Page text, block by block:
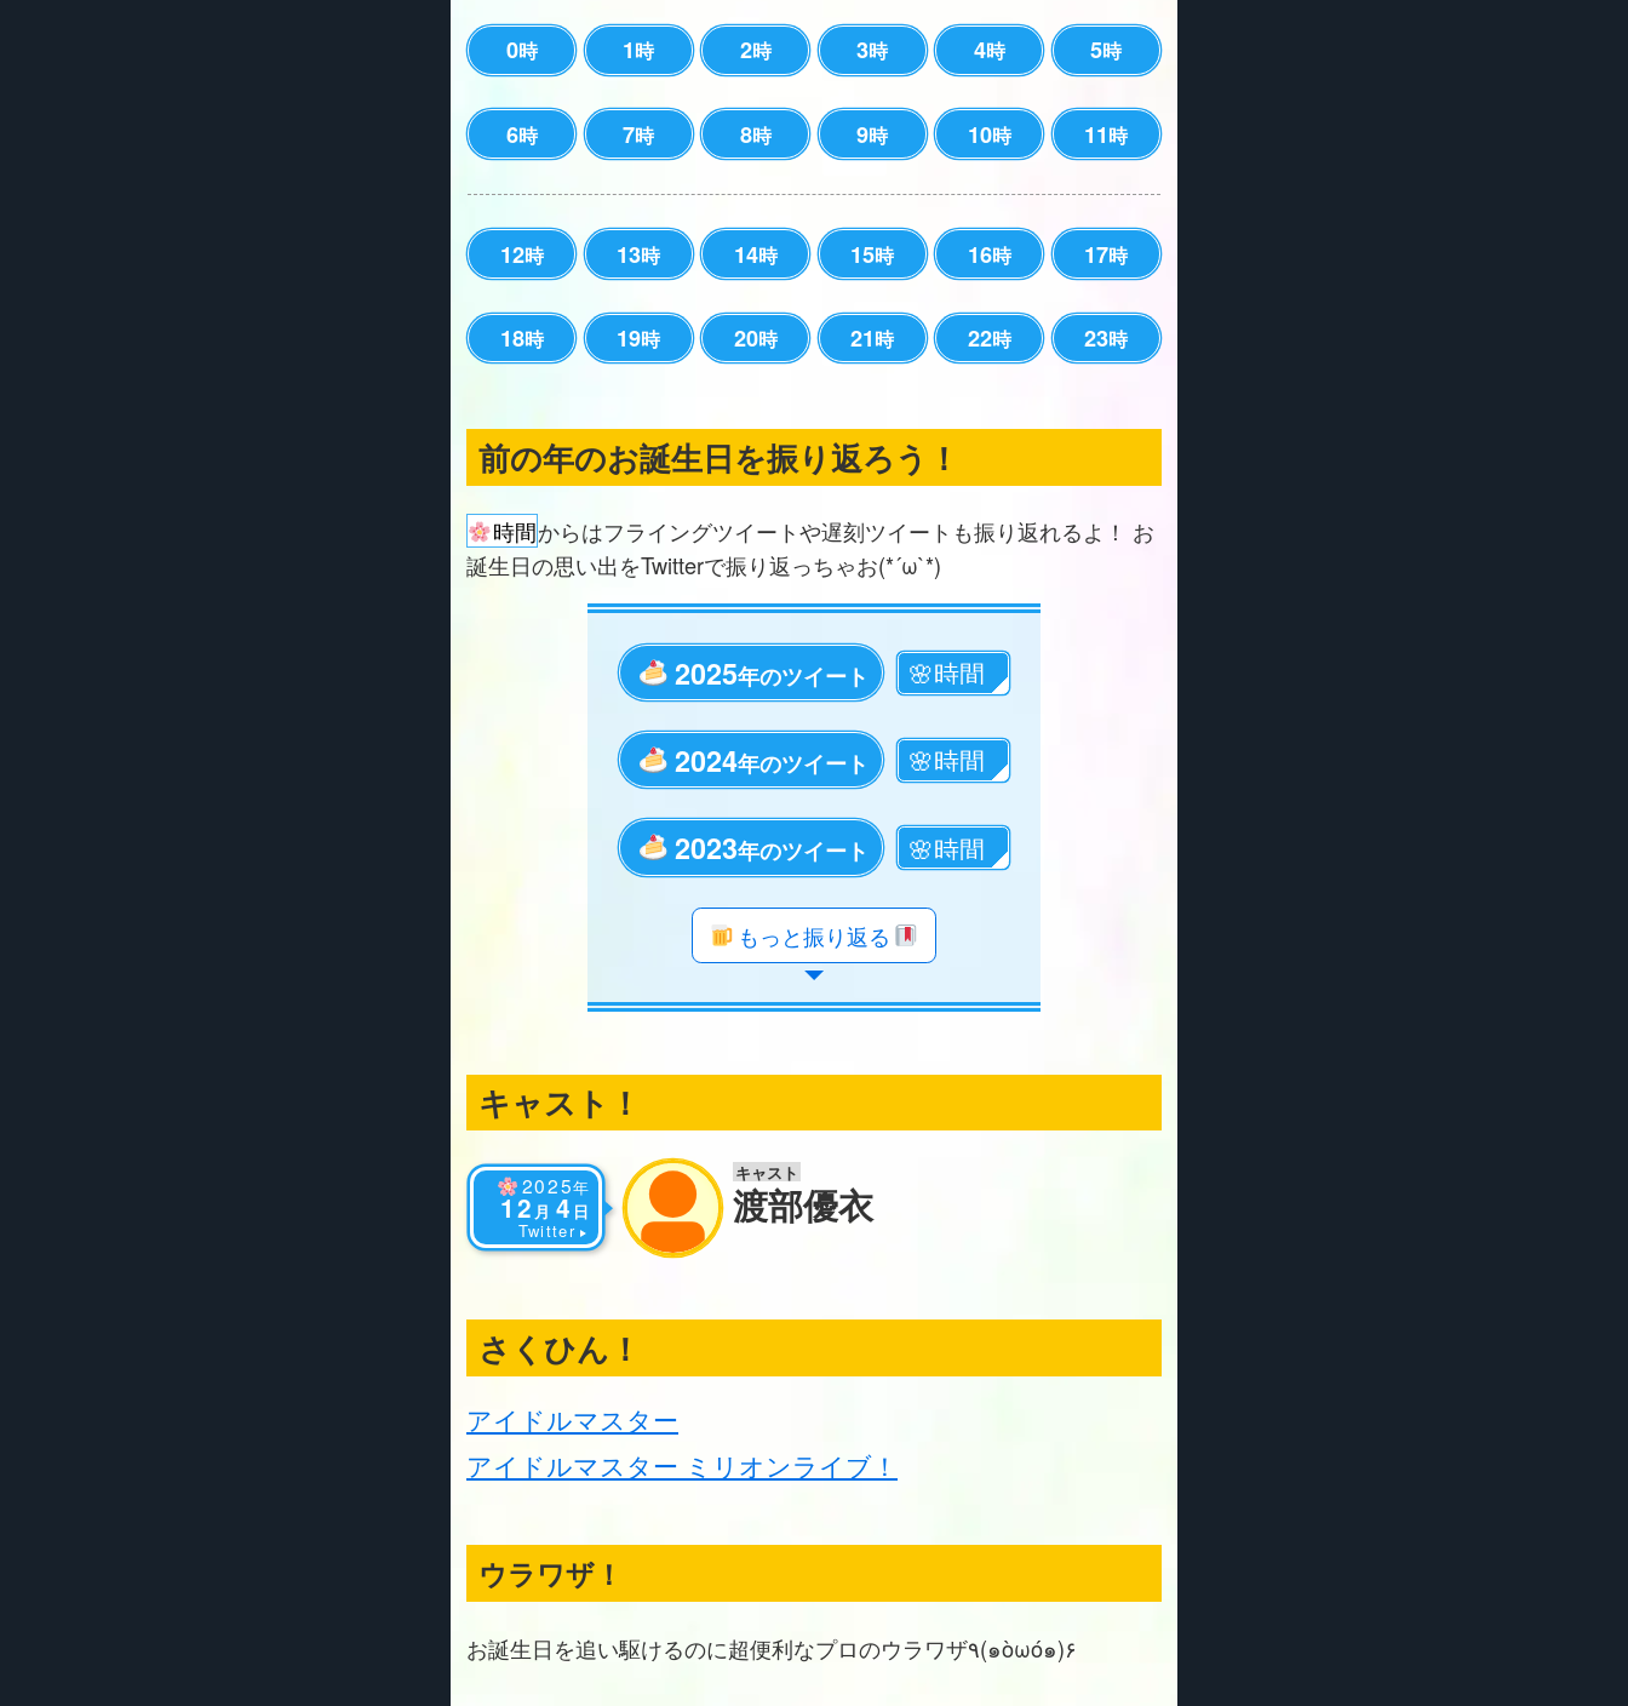
0時 1時 2時 3時 4時 5時
6時 7時 8時 9時 10時 11時
12時 13時 14時 15時 16時 17時
18時 19時 20時 21時 22時 23時
前の年のお誕生日を振り返ろう！
時間からはフライングツイートや遅刻ツイートも振り返れるよ！ お
誕生日の思い出をTwitterで振り返っちゃお(*´ω`*)
2025年のツイート
2024年のツイート
2023年のツイート
年のツイート
年のツイート
年のツイート
年のツイート
年のツイート
年のツイート
年のツイート
年のツイート
年のツイート
年のツイート
年のツイート
年のツイート
年のツイート
年のツイート
年のツイート
年のツイート
年のツイート
もっと振り返る
キャスト！
2025年
12 月 4 日
Twitter
キャスト
渡部優衣
さくひん！
アイドルマスター
アイドルマスター ミリオンライブ！
ウラワザ！
お誕生日を追い駆けるのに超便利なプロのウラワザ٩(๑òωó๑)۶